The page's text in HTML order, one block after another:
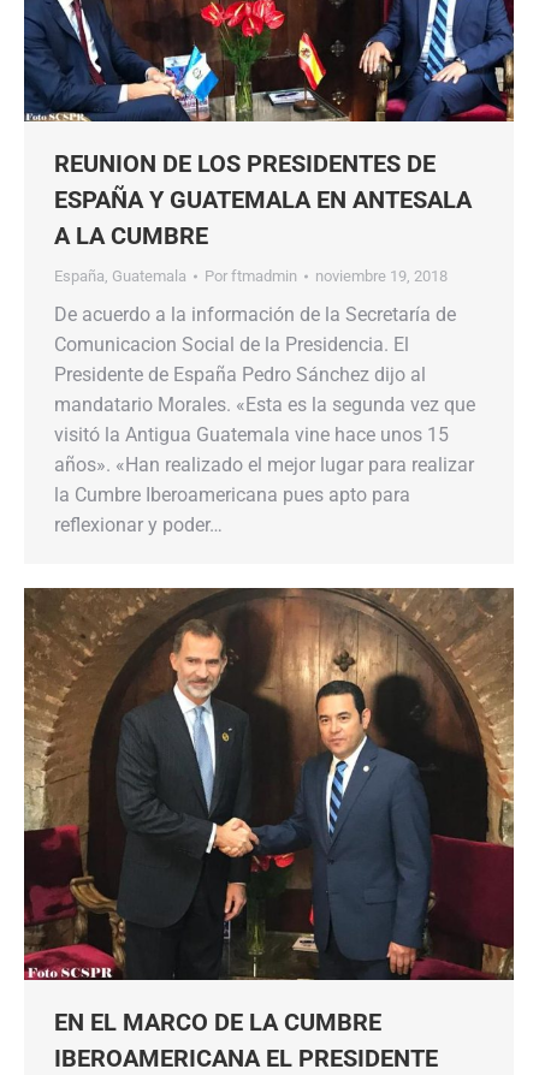
REUNION DE LOS PRESIDENTES DE
ESPAÑA Y GUATEMALA EN ANTESALA
A LA CUMBRE
España Guatemala Por ftmadmin noviembre 19, 2018
De acuerdo a la información de la Secretaría de
Comunicacion Social de la Presidencia. El
Presidente de España Pedro Sánchez dijo al
mandatario Morales. «Esta es la segunda vez que
visitó la Antigua Guatemala vine hace unos 15
años». «Han realizado el mejor lugar para realizar
la Cumbre Iberoamericana pues apto para
reflexionar y poder…
EN EL MARCO DE LA CUMBRE
IBEROAMERICANA EL PRESIDENTE